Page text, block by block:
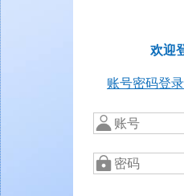
欢迎
账号密码登录